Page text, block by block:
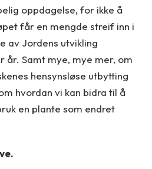
oppdagelse, for ikke å
får en mengde streif inn i
av Jordens utvikling
år. Samt mye, mye mer, om
hensynsløse utbytting
hvordan vi kan bidra til å
en plante som endret